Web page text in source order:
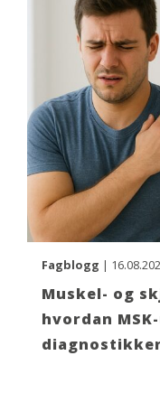
Fagblogg |
Muskel- og
hvordan